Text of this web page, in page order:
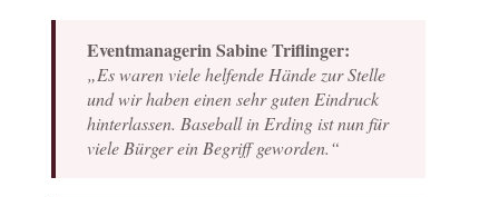
Eventmanagerin Sabine Triflinger:
„Es waren viele helfende Hände zur Stelle
und wir haben einen sehr guten Eindruck
hinterlassen. Baseball in Erding ist nun für
viele Bürger ein Begriff geworden.“